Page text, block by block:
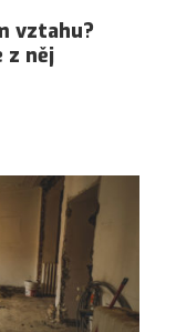
vztahu?
z něj